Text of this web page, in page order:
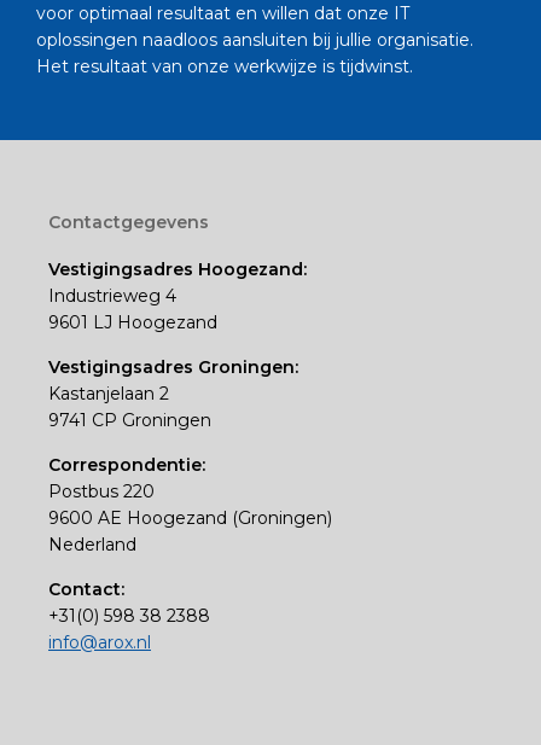
voor optimaal resultaat en willen dat onze IT
oplossingen naadloos aansluiten bij jullie organisatie.
Het resultaat van onze werkwijze is tijdwinst.
Footer
Contactgegevens
Vestigingsadres Hoogezand:
Industrieweg 4
9601 LJ Hoogezand
Vestigingsadres Groningen:
Kastanjelaan 2
9741 CP Groningen
Correspondentie:
Postbus 220
9600 AE Hoogezand (Groningen)
Nederland
Contact:
+31(0) 598 38 2388
info@arox.nl